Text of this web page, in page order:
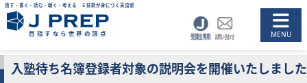
話す・書く・読む・聴く・考える ５技能が身につく英語塾
目指すなら世界の頂点
入塾待ち名簿登録者対象の説明会を開催いたしました